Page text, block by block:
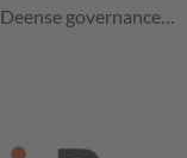
Deense governance…